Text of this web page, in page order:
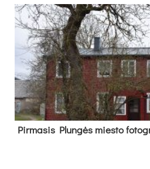
Pir­ma­sis Plun­gės mies­to